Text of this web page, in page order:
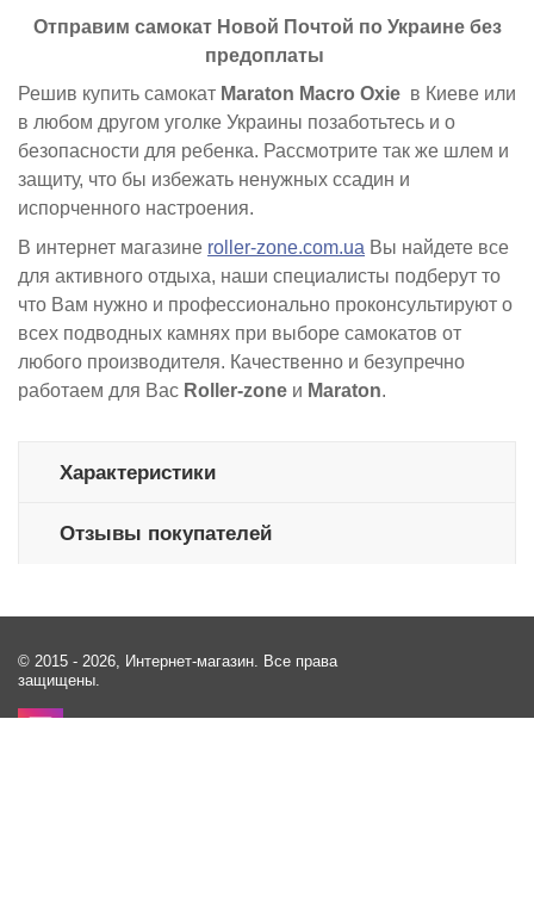
Отправим самокат Новой Почтой по Украине без
предоплаты
Решив купить самокат Maraton Macro Oxie в Киеве или
в любом другом уголке Украины позаботьтесь и о
безопасности для ребенка. Рассмотрите так же шлем и
защиту, что бы избежать ненужных ссадин и
испорченного настроения.
В интернет магазине roller-zone.com.ua Вы найдете все
для активного отдыха, наши специалисты подберут то
что Вам нужно и профессионально проконсультируют о
всех подводных камнях при выборе самокатов от
любого производителя. Качественно и безупречно
работаем для Вас Roller-zone и Maraton.
Характеристики
Отзывы покупателей
© 2015 - 2026, Интернет-магазин. Все права
защищены.